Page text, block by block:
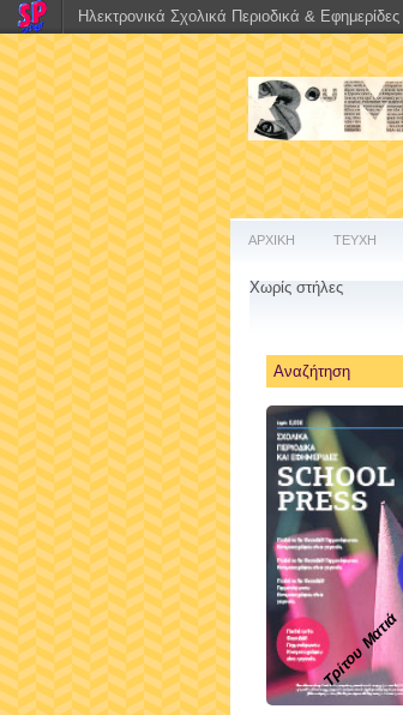
ΑΡΧΙΚΗ ΤΕΥΧΗ
Χωρίς στήλες
Τρίτου Ματιά
Ηλεκτρονικά Σχολικά Περιοδικά & Εφημερίδες